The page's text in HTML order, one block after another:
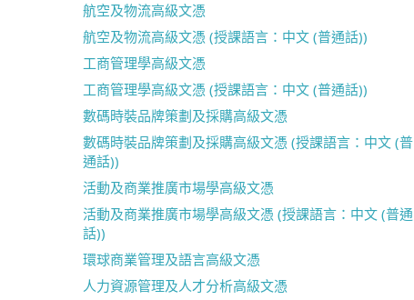
航空及物流高級文憑
航空及物流高級文憑 (授課語言：中文 (普通話))
工商管理學高級文憑
工商管理學高級文憑 (授課語言：中文 (普通話))
數碼時裝品牌策劃及採購高級文憑
數碼時裝品牌策劃及採購高級文憑 (授課語言：中文 (普
通話))
活動及商業推廣市場學高級文憑
活動及商業推廣市場學高級文憑 (授課語言：中文 (普通
話))
環球商業管理及語言高級文憑
人力資源管理及人才分析高級文憑